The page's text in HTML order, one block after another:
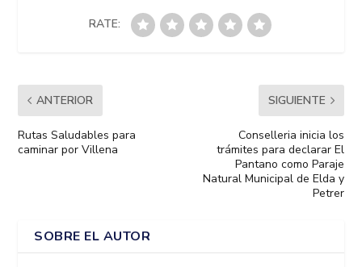
RATE:
ANTERIOR
Rutas Saludables para
caminar por Villena
SIGUIENTE
Conselleria inicia los
trámites para declarar El
Pantano como Paraje
Natural Municipal de Elda y
Petrer
SOBRE EL AUTOR